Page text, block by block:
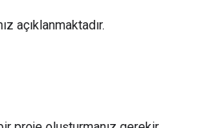
açıklanmaktadır.